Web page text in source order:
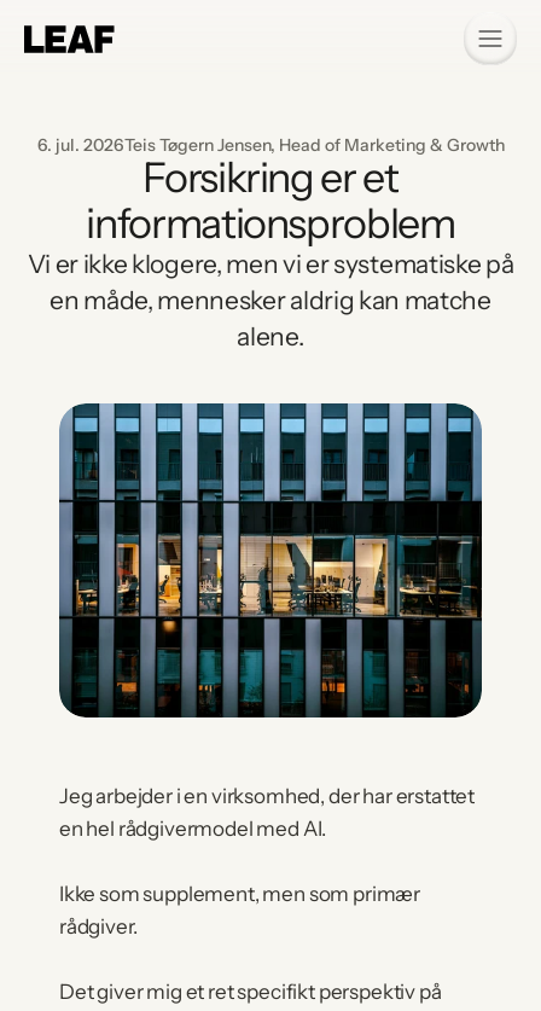
6. jul. 2026Teis Tøgern Jensen, Head of Marketing & Growth
Forsikring er et
informationsproblem
Vi er ikke klogere, men vi er systematiske på
en måde, mennesker aldrig kan matche
alene.
Jeg arbejder i en virksomhed, der har erstattet
en hel rådgivermodel med AI.
Ikke som supplement, men som primær
rådgiver.
Det giver mig et ret specifikt perspektiv på